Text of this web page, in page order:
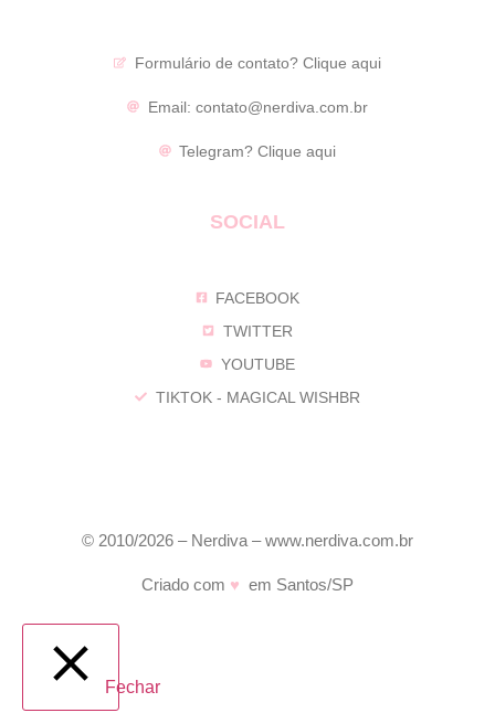
Formulário de contato?Clique aqui
Email: contato@nerdiva.com.br
Telegram? Clique aqui
SOCIAL
FACEBOOK
TWITTER
YOUTUBE
TIKTOK - MAGICAL WISHBR
© 2010/2026 – Nerdiva – www.nerdiva.com.br
Criado com ♥ em Santos/SP
Fechar